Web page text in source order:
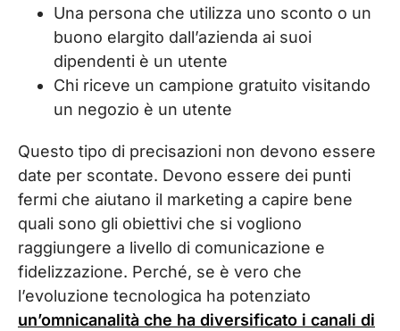
Una persona che utilizza uno sconto o un
buono elargito dall’azienda ai suoi
dipendenti è un utente
Chi riceve un campione gratuito visitando
un negozio è un utente
Questo tipo di precisazioni non devono essere
date per scontate. Devono essere dei punti
fermi che aiutano il marketing a capire bene
quali sono gli obiettivi che si vogliono
raggiungere a livello di comunicazione e
fidelizzazione. Perché, se è vero che
l’evoluzione tecnologica ha potenziato
un’omnicanalità che ha diversificato i canali di